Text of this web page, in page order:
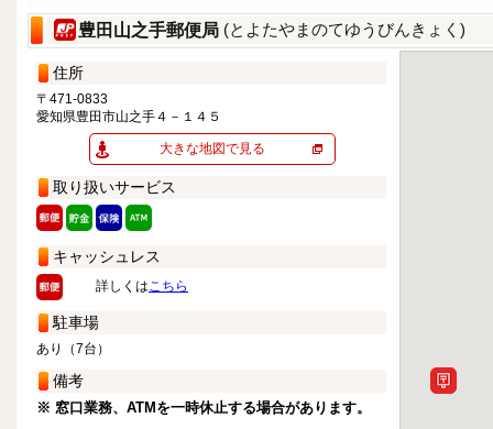
豊田山之手郵便局 (とよたやまのてゆうびんきょく)
住所
〒471-0833
愛知県豊田市山之手４－１４５
大きな地図で見る
取り扱いサービス
キャッシュレス
詳しくはこちら
駐車場
あり（7台）
備考
※ 窓口業務、ATMを一時休止する場合があります。